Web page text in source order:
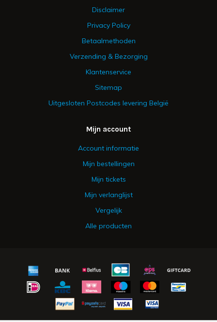
Disclaimer
Privacy Policy
Betaalmethoden
Verzending & Bezorging
Klantenservice
Sitemap
Uitgesloten Postcodes levering België
Mijn account
Account informatie
Mijn bestellingen
Mijn tickets
Mijn verlanglijst
Vergelijk
Alle producten